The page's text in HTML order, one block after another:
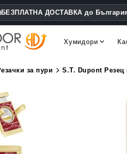
БЕЗПЛАТНА ДОСТАВКА до
Хумидори
за пури S.T. Dupont Резец